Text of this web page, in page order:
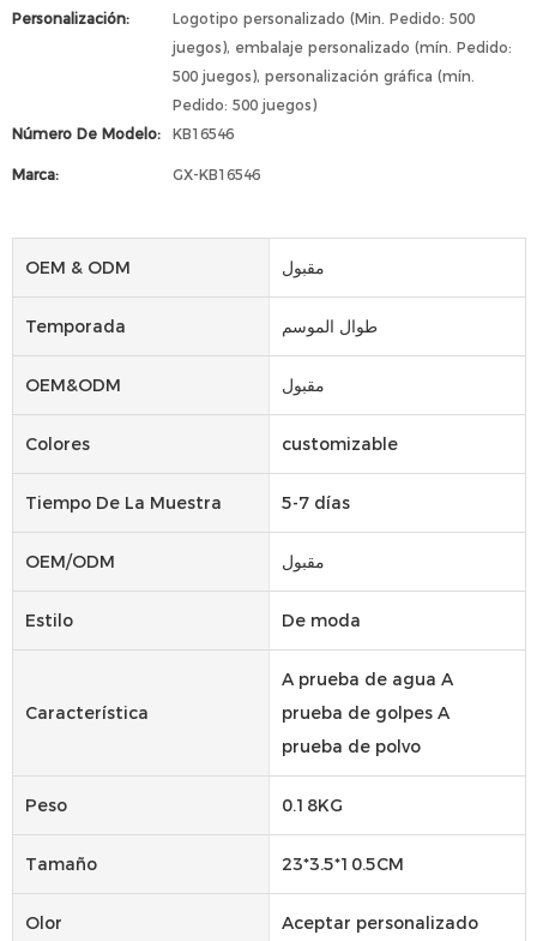
Personalización:
Logotipo personalizado (Min. Pedido: 500
juegos), embalaje personalizado (mín. Pedido:
500 juegos), personalización gráfica (mín.
Pedido: 500 juegos)
Número De Modelo:
KB16546
Marca: GX-KB16546
OEM & ODM مقبول
Temporada طوال الموسم
OEM&ODM مقبول
Colores customizable
Tiempo De La Muestra 5-7 días
OEM/ODM مقبول
Estilo De moda
Característica
A prueba de agua A
prueba de golpes A
prueba de polvo
Peso 0.18KG
Tamaño 23*3.5*10.5CM
Olor Aceptar personalizado